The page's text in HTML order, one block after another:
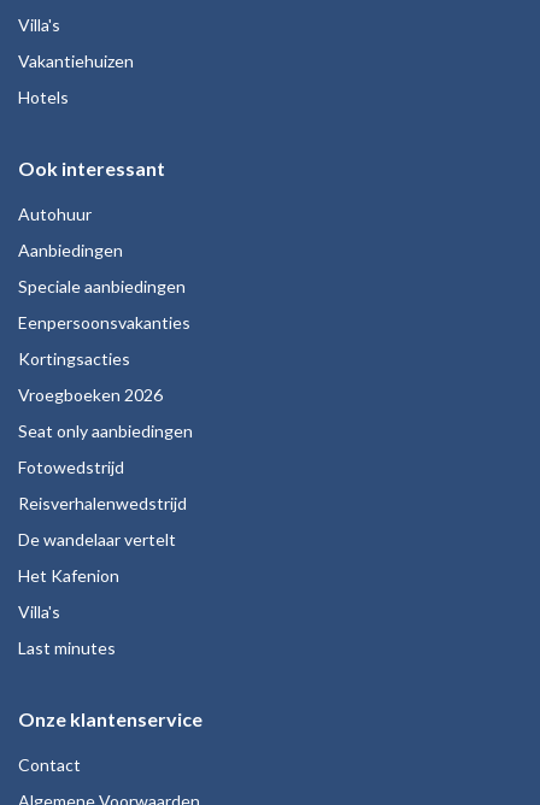
Villa's
Vakantiehuizen
Hotels
Ook interessant
Autohuur
Aanbiedingen
Speciale aanbiedingen
Eenpersoonsvakanties
Kortingsacties
Vroegboeken 2026
Seat only aanbiedingen
Fotowedstrijd
Reisverhalenwedstrijd
De wandelaar vertelt
Het Kafenion
Villa's
Last minutes
Onze klantenservice
Contact
Algemene Voorwaarden